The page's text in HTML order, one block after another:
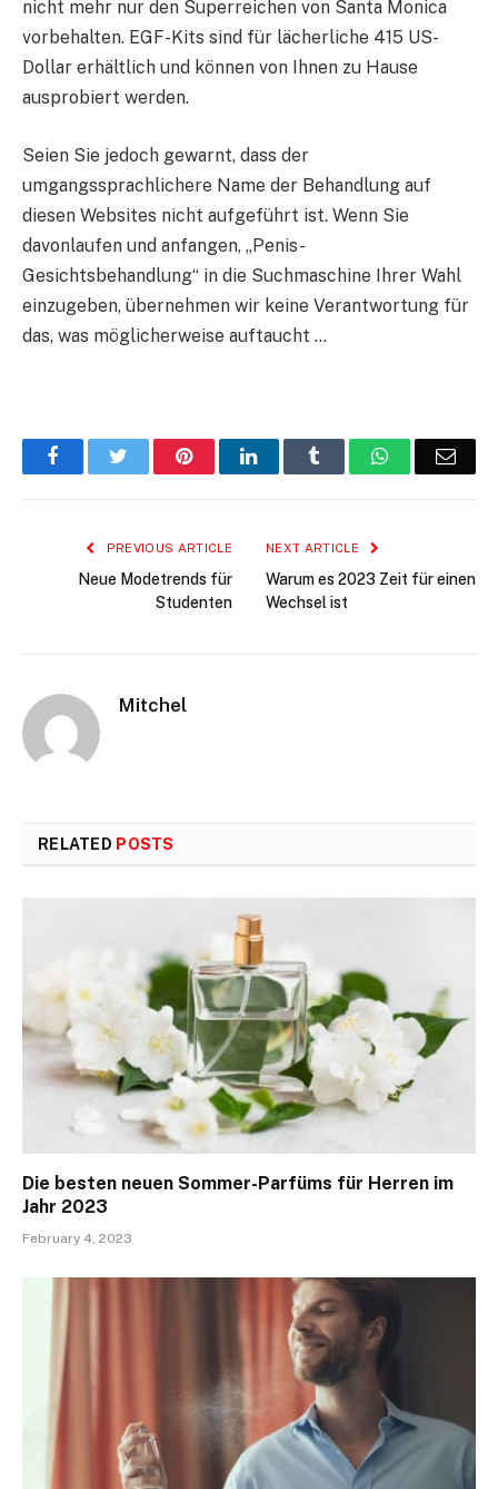
nicht mehr nur den Superreichen von Santa Monica
vorbehalten. EGF-Kits sind für lächerliche 415 US-
Dollar erhältlich und können von Ihnen zu Hause
ausprobiert werden.
Seien Sie jedoch gewarnt, dass der
umgangssprachlichere Name der Behandlung auf
diesen Websites nicht aufgeführt ist. Wenn Sie
davonlaufen und anfangen, „Penis-
Gesichtsbehandlung“ in die Suchmaschine Ihrer Wahl
einzugeben, übernehmen wir keine Verantwortung für
das, was möglicherweise auftaucht …
FacebookTwitter PinterestLinkedIn Tumblr WhatsApp
PREVIOUS ARTICLE
Neue Modetrends für
Studenten
NEXT ARTICLE
Warum es 2023 Zeit für einen
Wechsel ist
Mitchel
RELATED POSTS
Die besten neuen Sommer-Parfüms für Herren im
Jahr 2023
February 4, 2023